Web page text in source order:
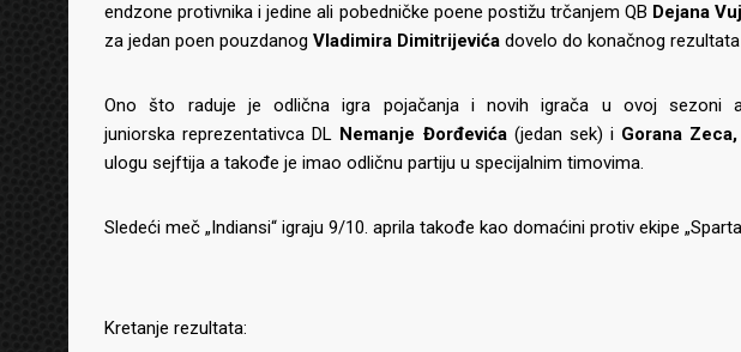
endzone protivnika i jedine ali pobedničke poene postižu trčanjem QB Dejana
za jedan poen pouzdanog Vladimira Dimitrijevića dovelo do konačnog rezultata
Ono što raduje je odlična igra pojačanja i novih igrača u ovoj sezoni
juniorska reprezentativca DL Nemanje Đorđevića(jedan sek) i Gorana Zeca,
ulogu sejftija a takođe je imao odličnu partiju u specijalnim timovima.
Sledeći meč „Indiansi“ igraju 9/10. aprila takođe kao domaćini protiv ekipe
Kretanje rezultata: